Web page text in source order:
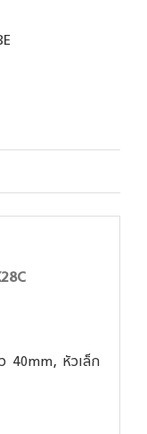
40mm, หัวเล็ก